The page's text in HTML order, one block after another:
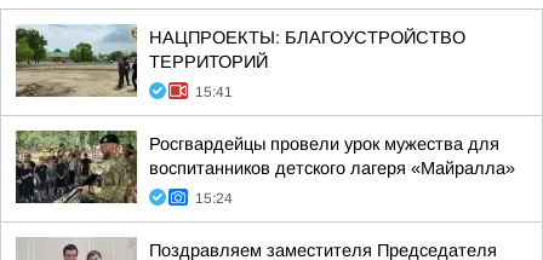
НАЦПРОЕКТЫ: БЛАГОУСТРОЙСТВО
ТЕРРИТОРИЙ
15:41
Росгвардейцы провели урок мужества для
воспитанников детского лагеря «Майралла»
15:24
Поздравляем заместителя Председателя